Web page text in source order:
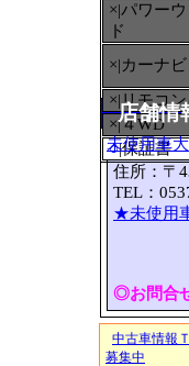
×|パワー
ド
×|カーナビ
×|リモコ
×|４WD
○|保証書
店舗情
未使用車
住所：〒
TEL：
★未使用
◎お問合
中古車情報
募集中